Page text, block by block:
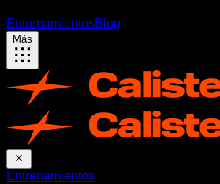
EntrenamientosBlog
Más
Entrenamientos